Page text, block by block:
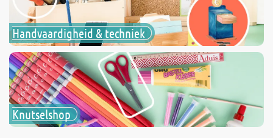
Handvaardigheid & techniek
Knutselshop